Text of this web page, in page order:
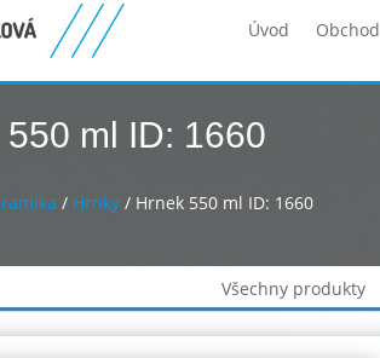
Úvod Obchod
550 ml ID: 1660
/ Hrnky / Hrnek 550 ml ID: 1660
Všechny produkty